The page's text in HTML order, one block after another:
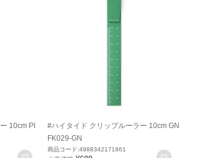
10cm PI
#ハイタイド クリップルーラー 10cm GN
FK029-GN
商品コード:4988342171861